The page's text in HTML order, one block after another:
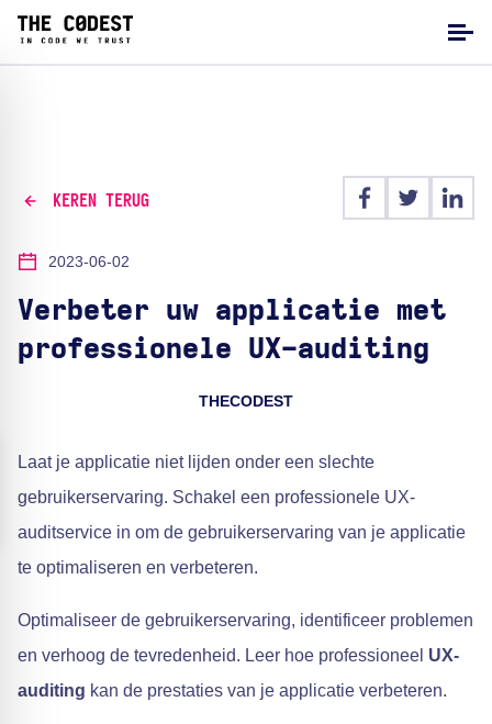
KEREN TERUG
2023-06-02
Verbeter uw applicatie met
professionele UX-auditing
THECODEST
Laat je applicatie niet lijden onder een slechte
gebruikerservaring. Schakel een professionele UX-
auditservice in om de gebruikerservaring van je applicatie
te optimaliseren en verbeteren.
Optimaliseer de gebruikerservaring, identificeer problemen
en verhoog de tevredenheid. Leer hoe professioneel UX-
auditing kan de prestaties van je applicatie verbeteren.